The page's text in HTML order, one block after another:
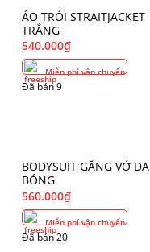
ÁO TRÓI STRAITJACKET
TRẮNG
540.000₫
Miễn phí vận chuyển
Đã bán 9
BODYSUIT GĂNG VỚ DA
BÓNG
560.000₫
Miễn phí vận chuyển
Đã bán 20